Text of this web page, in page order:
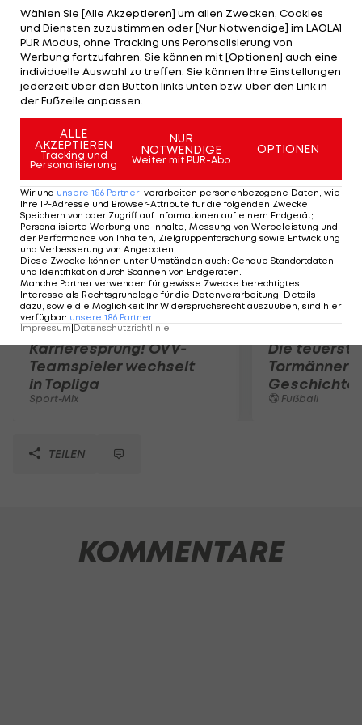
sorgen für die Treffer. Rapid unterliegt beim
internationalen Comeback bei Vojvodina Novi
Sad 1:2. Alar verkürzt in der 96. Minute nach Toren
von Oumaru (74.) und Bojovic (nach kuriosem Fehler
von Königshofer, 94.). Hofmann trifft zwei Mal
Aluminium (1x Elfer).
Mehr zum Thema
Karrieresprung! ÖVV-
Teamspieler wechselt
in Topliga
Sport-Mix
Die
Tormänner
Geschichte
Fußball
TEILEN
KOMMENTARE
Wählen Sie [Alle Akzeptieren] um allen Zwecken, Cookies
und Diensten zuzustimmen oder [Nur Notwendige] im LAOLA1
PUR Modus, ohne Tracking uns Peronsalisierung von
Werbung fortzufahren. Sie können mit [Optionen] auch eine
individuelle Auswahl zu treffen. Sie können Ihre Einstellungen
jederzeit über den Button links unten bzw. über den Link in
der Fußzeile anpassen.
ALLE
AKZEPTIEREN
Tracking und
Personalisierung
NUR
NOTWENDIGE
Weiter mit PUR-Abo
OPTIONEN
Wir und unsere 186 Partner verarbeiten personenbezogene Daten, wie
Ihre IP-Adresse und Browser-Attribute für die folgenden Zwecke:
Speichern von oder Zugriff auf Informationen auf einem Endgerät;
Personalisierte Werbung und Inhalte, Messung von Werbeleistung und
der Performance von Inhalten, Zielgruppenforschung sowie Entwicklung
und Verbesserung von Angeboten.
Diese Zwecke können unter Umständen auch: Genaue Standortdaten
und Identifikation durch Scannen von Endgeräten.
Manche Partner verwenden für gewisse Zwecke berechtigtes
Interesse als Rechtsgrundlage für die Datenverarbeitung. Details
dazu, sowie die Möglichkeit Ihr Widerspruchsrecht auszuüben, sind hier
verfügbar: unsere 186 Partner
Impressum Datenschutzrichtlinie